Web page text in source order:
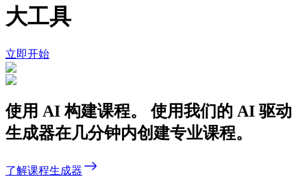
大工具
立即开始
使用 AI 构建课程。
使用我们的 AI 驱动
生成器在几分钟内创建专业课程。
了解课程生成器